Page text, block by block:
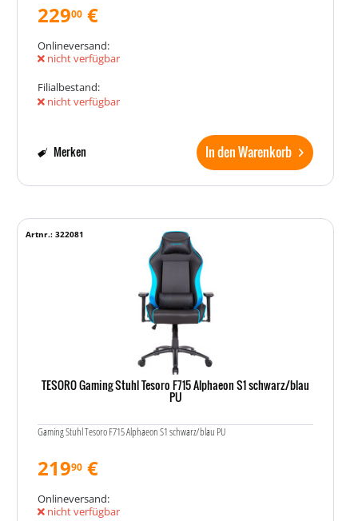
22900 €
Onlineversand:
nicht verfügbar
Filialbestand:
nicht verfügbar
In den Warenkorb
Merken
TESORO Gaming Stuhl Tesoro F715 Alphaeon S1 schwarz/blau
PU
Gaming Stuhl Tesoro F715 Alphaeon S1 schwarz/blau PU
Artnr.: 322081
21990 €
Onlineversand:
nicht verfügbar